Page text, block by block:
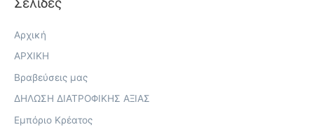
Αρχική
ΑΡΧΙΚΗ
Βραβεύσεις μας
ΔΗΛΩΣΗ ΔΙΑΤΡΟΦΙΚΗΣ ΑΞΙΑΣ
Εμπόριο Κρέατος